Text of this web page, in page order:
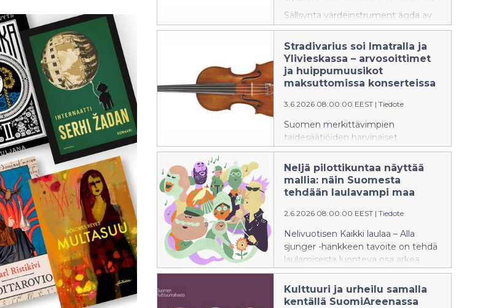
Sällsynta värdeinstrument ägda av
Finlands mest betydande
konststiftelser och landets främsta
musiker uppträder i Imatra och
Ylivieska. Under dessa konserter får
publiken höra bland annat en
Stradivarius soi Imatralla ja
Ylivieskassa – arvosoittimet
ja huippumuusikot
maksuttomissa konserteissa
3.6.2026 08:00:00 EEST | Tiedote
Suomen merkittävimpien
taidesäätiöiden harvinaiset
arvosoittimet ja maan eturivin
muusikot esiintyvät Imatralla ja
Ylivieskassa. Konserteissa yleisö
pääsee kuulemaan muun muassa
sointia.
Neljä pilottikuntaa näyttää
mallia: näin Suomesta
tehdään laulavampi maa
2.6.2026 08:00:00 EEST | Tiedote
Nelivuotisen Kaikki laulaa – Alla
sjunger -hankkeen tavoite on tehdä
laulamisesta luonteva osa arkea
sekä vahvistaa yhteisöllisyyttä, iloa ja
hyvinvointia laulun avulla.
Ensimmäiset laulavat kunnat ovat
Kulttuuri ja urheilu samalla
kentällä SuomiAreenassa